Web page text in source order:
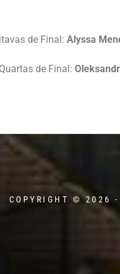
de Final: Alyssa
de Final:
COPYRIGHT © 2026 -